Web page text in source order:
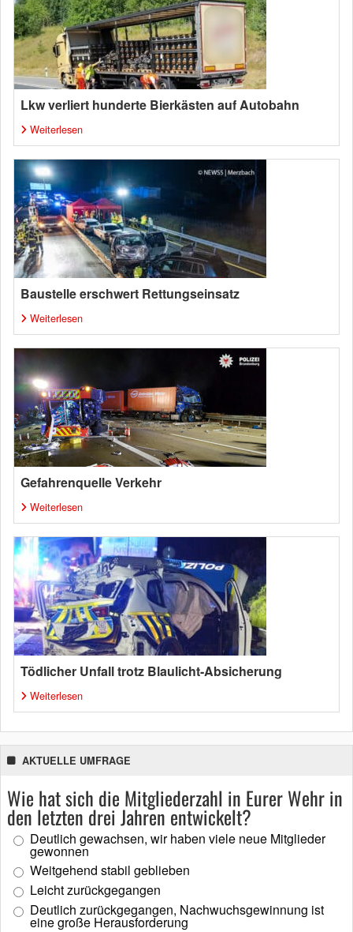
Lkw verliert hunderte Bierkästen auf Autobahn
Weiterlesen
Baustelle erschwert Rettungseinsatz
Weiterlesen
Gefahrenquelle Verkehr
Weiterlesen
Tödlicher Unfall trotz Blaulicht-Absicherung
Weiterlesen
AKTUELLE UMFRAGE
Wie hat sich die Mitgliederzahl in Eurer Wehr in
den letzten drei Jahren entwickelt?
Deutlich gewachsen, wir haben viele neue Mitglieder
gewonnen
Weitgehend stabil geblieben
Leicht zurückgegangen
Deutlich zurückgegangen, Nachwuchsgewinnung ist
eine große Herausforderung